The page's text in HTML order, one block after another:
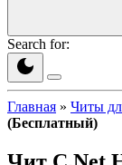
Search for:
Главная » Читы
(Бесплатный)